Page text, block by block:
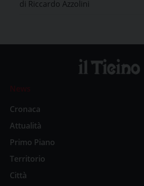
di Riccardo Azzolini
News
Cronaca
Attualità
Primo Piano
Territorio
Città